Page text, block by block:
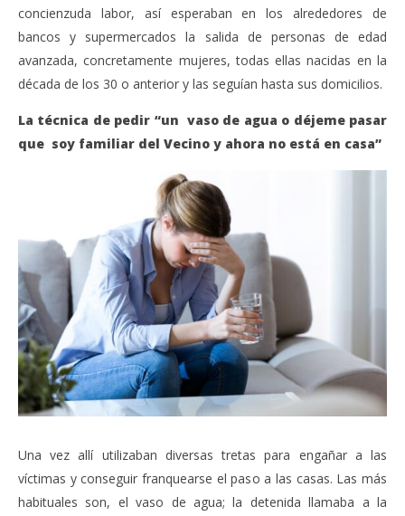
concienzuda labor, así esperaban en los alrededores de
bancos y supermercados la salida de personas de edad
avanzada, concretamente mujeres, todas ellas nacidas en la
década de los 30 o anterior y las seguían hasta sus domicilios.
La técnica de pedir “un vaso de agua o déjeme pasar
que soy familiar del Vecino y ahora no está en casa”
Una vez allí utilizaban diversas tretas para engañar a las
víctimas y conseguir franquearse el paso a las casas. Las más
habituales son, el vaso de agua; la detenida llamaba a la